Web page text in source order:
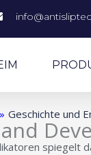
» Geschichte und
spiegelt